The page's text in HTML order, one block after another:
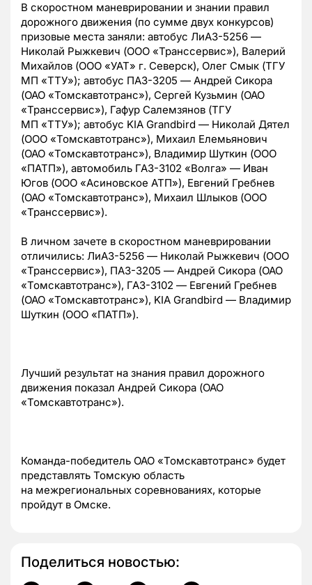
В скоростном маневрировании и знании правил
дорожного движения (по сумме двух конкурсов)
призовые места заняли: автобус ЛиАЗ-5256 —
Николай Рыжкевич (ООО «Транссервис»), Валерий
Михайлов (ООО «УАТ» г. Северск), Олег Смык (ТГУ
МП «ТТУ»); автобус ПАЗ-3205 — Андрей Сикора
(ОАО «Томскавтотранс»), Сергей Кузьмин (ОАО
«Транссервис»), Гафур Салемзянов (ТГУ
МП «ТТУ»); автобус KIA Grandbird — Николай Дятел
(ООО «Томскавтотранс»), Михаил Елемьянович
(ОАО «Томскавтотранс»), Владимир Шуткин (ООО
«ПАТП»), автомобиль ГАЗ-3102 «Волга» — Иван
Югов (ООО «Асиновское АТП»), Евгений Гребнев
(ОАО «Томскавтотранс»), Михаил Шлыков (ООО
«Транссервис»).
В личном зачете в скоростном маневрировании
отличились: ЛиАЗ-5256 — Николай Рыжкевич (ООО
«Транссервис»), ПАЗ-3205 — Андрей Сикора (ОАО
«Томскавтотранс»), ГАЗ-3102 — Евгений Гребнев
(ОАО «Томскавтотранс»), KIA Grandbird — Владимир
Шуткин (ООО «ПАТП»).
Лучший результат на знания правил дорожного
движения показал Андрей Сикора (ОАО
«Томскавтотранс»).
Команда-победитель ОАО «Томскавтотранс» будет
представлять Томскую область
на межрегиональных соревнованиях, которые
пройдут в Омске.
Поделиться новостью: